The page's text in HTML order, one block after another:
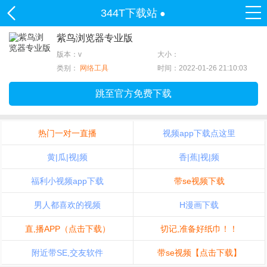
344T下载站 ●
紫鸟浏览器专业版
版本：v
大小：
类别：
网络工具 时间：2022-01-26 21:10:03
跳至官方免费下载
热门一对一直播 视频app下载点这里
黄|瓜|视|频 香|蕉|视|频
福利小视频app下载 带se视频下载
男人都喜欢的视频 H漫画下载
直,播APP（点击下载） 切记,准备好纸巾！！
附近带SE,交友软件 带se视频【点击下载】